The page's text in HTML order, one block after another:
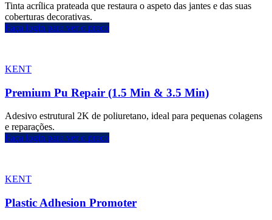
Tinta acrílica prateada que restaura o aspeto das jantes e das suas
coberturas decorativas.
Faça login para ver o preço
KENT
Premium Pu Repair (1.5 Min & 3.5 Min)
Adesivo estrutural 2K de poliuretano, ideal para pequenas colagens
e reparações.
Faça login para ver o preço
KENT
Plastic Adhesion Promoter